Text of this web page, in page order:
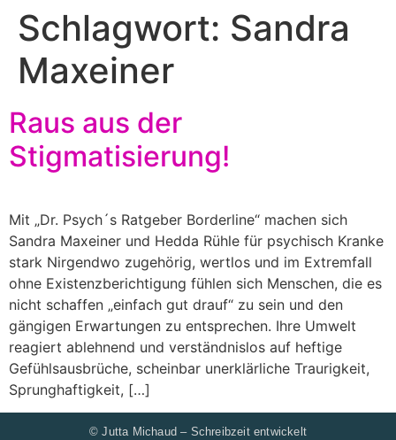
Schlagwort: Sandra
Maxeiner
Raus aus der
Stigmatisierung!
Mit „Dr. Psych´s Ratgeber Borderline“ machen sich
Sandra Maxeiner und Hedda Rühle für psychisch Kranke
stark Nirgendwo zugehörig, wertlos und im Extremfall
ohne Existenzberichtigung fühlen sich Menschen, die es
nicht schaffen „einfach gut drauf“ zu sein und den
gängigen Erwartungen zu entsprechen. Ihre Umwelt
reagiert ablehnend und verständnislos auf heftige
Gefühlsausbrüche, scheinbar unerklärliche Traurigkeit,
Sprunghaftigkeit, […]
© Jutta Michaud – Schreibzeit entwickelt